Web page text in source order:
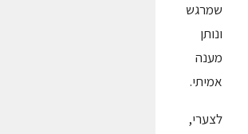
שמרגש
ונותן
מענה
אמיתי.
לצערי,